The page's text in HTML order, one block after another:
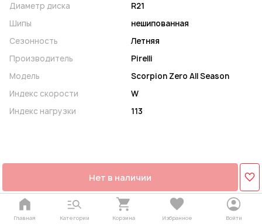
Диаметр диска
R21
Шипы
нешипованная
Сезонность
Летняя
Производитель
Pirelli
Модель
Scorpion Zero All Season
Индекс скорости
W
Индекс нагрузки
113
Нет в наличии
Главная Категории Корзина Избранное Войти